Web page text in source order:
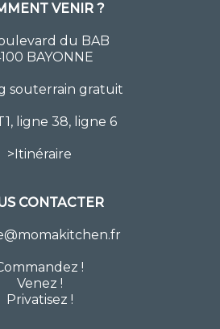
VENIR ?
du BAB
BAYONNE
souterrain gratuit
ligne 38, ligne 6
>Itinéraire
CONTACTER
!
Venez !
Privatisez !